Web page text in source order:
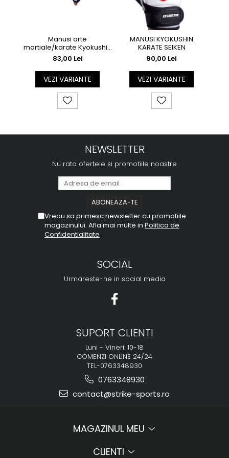
Manusi arte
martiale/karate Kyokushin
ARMURA
83,00 Lei
VEZI VARIANTE
MANUSI KYOKUSHIN
KARATE SEIKEN
90,00 Lei
VEZI VARIANTE
NEWSLETTER
Nu rata ofertele si promotiile noastre
Vreau sa primesc newsletter cu promotiile
magazinului. Afla mai multe in Politica de
Confidentialitate
SOCIAL
Urmareste-ne in social media
SUPORT CLIENTI
Luni - Vineri: 10-18
COMENZI ONLINE 24/24
TEL-0763348930
0763348930
contact@strike-sports.ro
MAGAZINUL MEU
CLIENTI